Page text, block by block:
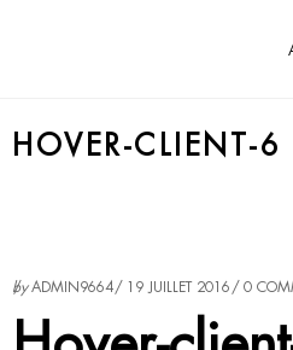
HOVER-CLIENT-6
byADMIN9664 19 JUILLET 2016 0